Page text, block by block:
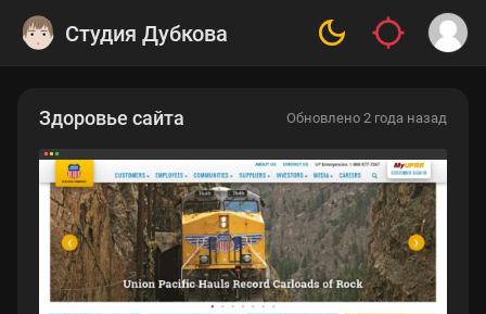
Студия Дубкова
Здоровье сайта Обновлено 2 года назад